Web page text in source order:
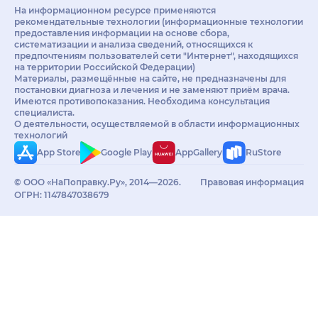
На информационном ресурсе применяются
рекомендательные технологии (информационные технологии
предоставления информации на основе сбора,
систематизации и анализа сведений, относящихся к
предпочтениям пользователей сети "Интернет", находящихся
на территории Российской Федерации)
Материалы, размещённые на сайте, не предназначены для
постановки диагноза и лечения и не заменяют приём врача.
Имеются противопоказания. Необходима консультация
специалиста.
О деятельности, осуществляемой в области информационных
технологий
App Store
Google Play AppGallery RuStore
© ООО «НаПоправку.Ру», 2014—2026.
ОГРН: 1147847038679
Правовая информация